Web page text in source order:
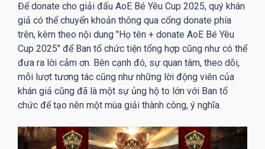
Để donate cho giải đấu AoE Bé Yêu Cup 2025, quý khán
giả có thể chuyển khoản thông qua cổng donate phía
trên, kèm theo nội dung "Họ tên + donate AoE Bé Yêu
Cup 2025" để Ban tổ chức tiện tổng hợp cũng như có thể
đưa ra lời cảm ơn. Bên cạnh đó, sự quan tâm, theo dõi,
mỗi lượt tương tác cũng như những lời động viên của
khán giả cũng đã là một sự ủng hộ to lớn với Ban tổ
chức để tạo nên một mùa giải thành công, ý nghĩa.